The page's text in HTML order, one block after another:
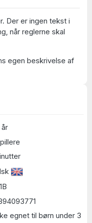
egnet til børn under 3
Der er ingen tekst i
når reglerne skal
egen beskrivelse af